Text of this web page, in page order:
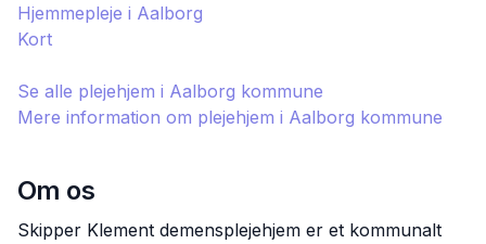
Hjemmepleje i Aalborg
Kort
Se alle plejehjem i Aalborg kommune
Mere information om plejehjem i Aalborg kommune
Om os
Skipper Klement demensplejehjem er et kommunalt